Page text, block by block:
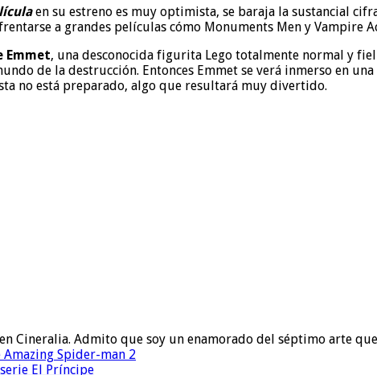
en su estreno es muy optimista, se baraja la sustancial
a grandes películas cómo Monuments Men y Vampire
Emmet, una desconocida figurita Lego totalmente normal y
de la destrucción. Entonces Emmet se verá inmerso en
no está preparado, algo que resultará muy divertido.
Cineralia. Admito que soy un enamorado del séptimo arte
Spider-man 2
El Príncipe